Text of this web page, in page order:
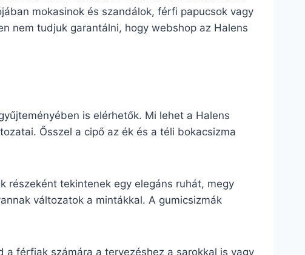
mokasinok és szandálok, férfi papucsok vagy
nem tudjuk garantálni, hogy webshop az Halens
is elérhetők. Mi lehet a Halens
Ősszel a cipő az ék és a téli bokacsizma
részeként tekintenek egy elegáns ruhát, megy
változatok a mintákkal. A gumicsizmák
férfiak számára a tervezéshez a sarokkal is vagy